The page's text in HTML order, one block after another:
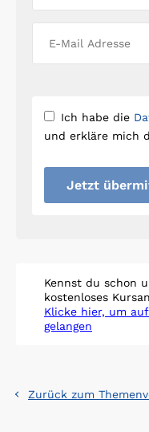
Ich habe die
und erkläre mich
Jetzt
Kennst du schon
kostenloses
Klicke hier, um
gelangen
Zurück zum